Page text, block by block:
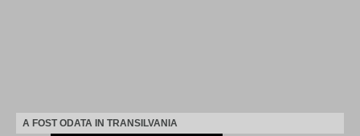
A FOST ODATA IN TRANSILVANIA